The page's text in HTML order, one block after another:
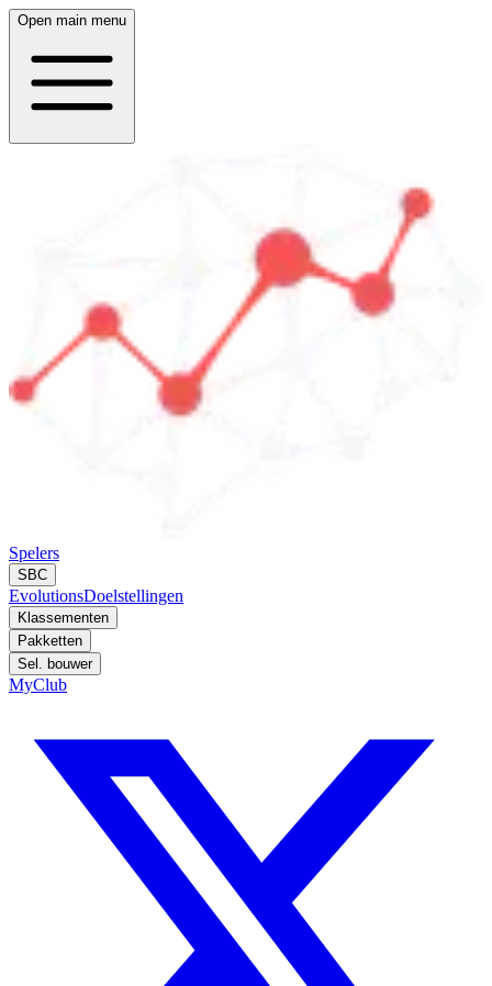
Open main menu
Spelers
SBC
EvolutionsDoelstellingen
Klassementen
Pakketten
Sel. bouwer
MyClub